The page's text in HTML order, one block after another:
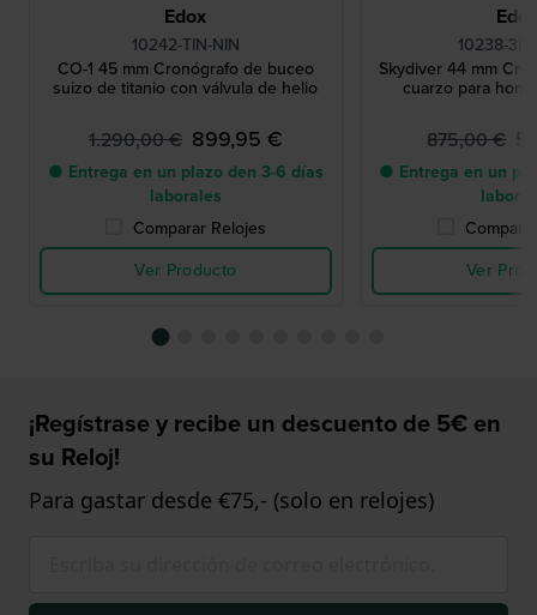
Edox
10242-TIN-NIN
CO-1 45 mm Cronógrafo de buceo
suizo de titanio con válvula de helio
1.290,00 € 899,95 €
● Entrega en un plazo den 3-6 días
laborales
Comparar Relojes
Ver Producto
Edox
10238-
Skydiver 44 mm
cuarzo para
875,00 €
● Entrega en un
Ver
¡Regístrase y recibe un descuento de 5€ en
su Reloj!
Para gastar desde €75,- (solo en relojes)